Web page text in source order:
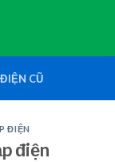
CŨ
ĐIỆN
điện